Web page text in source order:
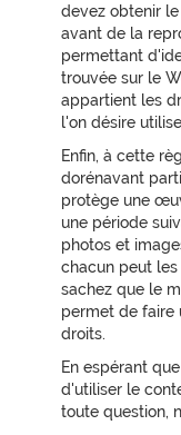
devez obtenir
avant de la
permettant
trouvée sur le
appartient les
l'on désire
Enfin, à cette
dorénavant
protège une
une période
photos et
chacun peut les
sachez que le
permet de faire
droits.
En espérant
d'utiliser le
toute question,